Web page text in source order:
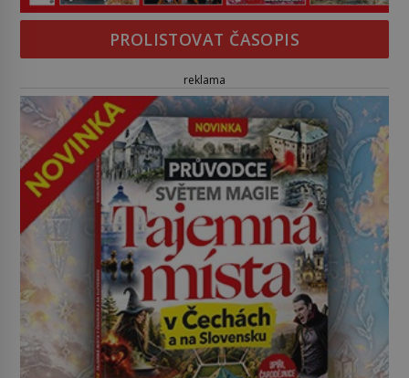
PROLISTOVAT ČASOPIS
reklama